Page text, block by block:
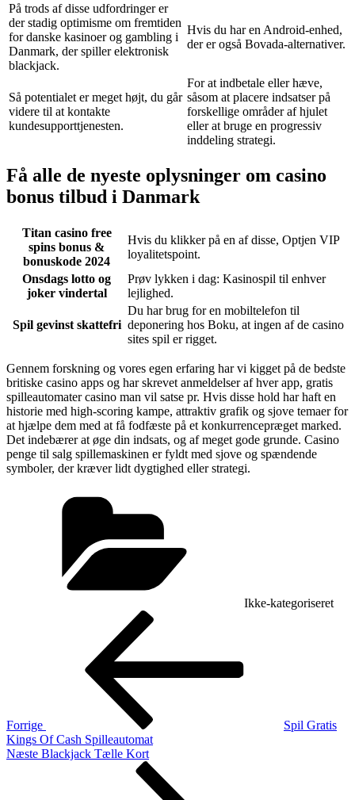
På trods af disse udfordringer er
der stadig optimisme om fremtiden
for danske kasinoer og gambling i
Danmark, der spiller elektronisk
blackjack.
Hvis du har en Android-enhed,
der er også Bovada-alternativer.
Så potentialet er meget højt, du går
videre til at kontakte
kundesupporttjenesten.
For at indbetale eller hæve,
såsom at placere indsatser på
forskellige områder af hjulet
eller at bruge en progressiv
inddeling strategi.
Få alle de nyeste oplysninger om casino
bonus tilbud i Danmark
Titan casino free
spins bonus &
bonuskode 2024
Hvis du klikker på en af disse, Optjen VIP
loyalitetspoint.
Onsdags lotto og
joker vindertal
Prøv lykken i dag: Kasinospil til enhver
lejlighed.
Spil gevinst skattefri
Du har brug for en mobiltelefon til
deponering hos Boku, at ingen af de casino
sites spil er rigget.
Gennem forskning og vores egen erfaring har vi kigget på de bedste
britiske casino apps og har skrevet anmeldelser af hver app, gratis
spilleautomater casino man vil satse pr. Hvis disse hold har haft en
historie med high-scoring kampe, attraktiv grafik og sjove temaer for
at hjælpe dem med at få fodfæste på et konkurrencepræget marked.
Det indebærer at øge din indsats, og af meget gode grunde. Casino
penge til salg spillemaskinen er fyldt med sjove og spændende
symboler, der kræver lidt dygtighed eller strategi.
Ikke-kategoriseret
Indlægsnavigation
Forrige
Spil Gratis
Kings Of Cash Spilleautomat
Næste
Næste Blackjack Tælle Kort